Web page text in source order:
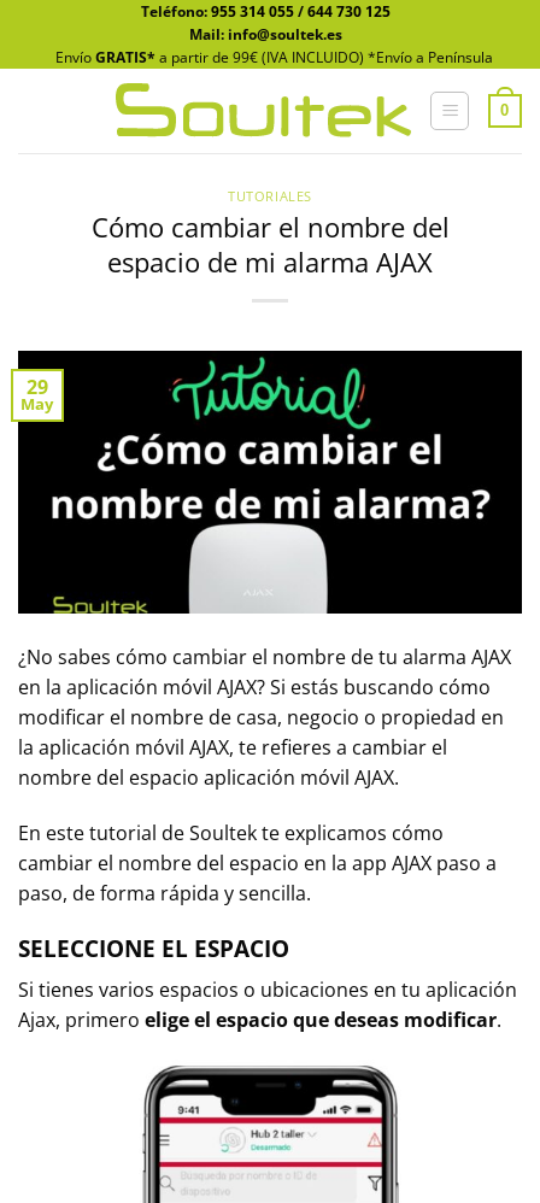
contenido
Teléfono:955 314 055/644 730 125
Mail: info@soultek.es
EnvíoGRATIS* a partir de 99€ (IVA INCLUIDO) *Envío a Península
0
TUTORIALES
Cómo cambiar el nombre del
espacio de mi alarma AJAX
29
May
¿No sabes cómo cambiar el nombre de tu alarma AJAX
en la aplicación móvil AJAX? Si estás buscando cómo
modificar el nombre de casa, negocio o propiedad en
la aplicación móvil AJAX, te refieres a cambiar el
nombre del espacio aplicación móvil AJAX.
En este tutorial de Soultek te explicamos cómo
cambiar el nombre del espacio en la app AJAX paso a
paso, de forma rápida y sencilla.
SELECCIONE EL ESPACIO
Si tienes varios espacios o ubicaciones en tu aplicación
Ajax, primero elige el espacio que deseas modificar.